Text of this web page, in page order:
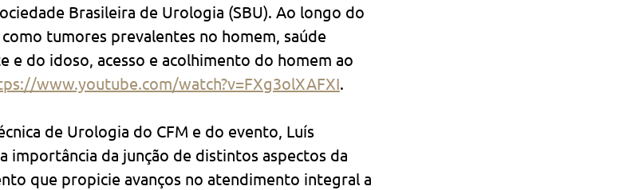
Brasileira de Urologia (SBU). Ao longo do
tumores prevalentes no homem, saúde
e do idoso, acesso e acolhimento do homem ao
www.youtube.com/watch?v=FXg3olXAFXI.
de Urologia do CFM e do evento, Luís
importância da junção de distintos aspectos da
que propicie avanços no atendimento integral a